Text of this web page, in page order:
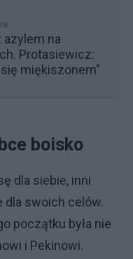
azylem na
Protasiewicz:
się miękiszonem"
boisko
dla siebie, inni
dla swoich celów.
początku była nie
i Pekinowi.